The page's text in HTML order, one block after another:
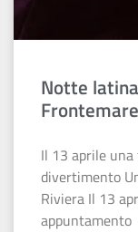
Notte
Il 13 aprile
divertimento
Riviera Il 13
appuntamento